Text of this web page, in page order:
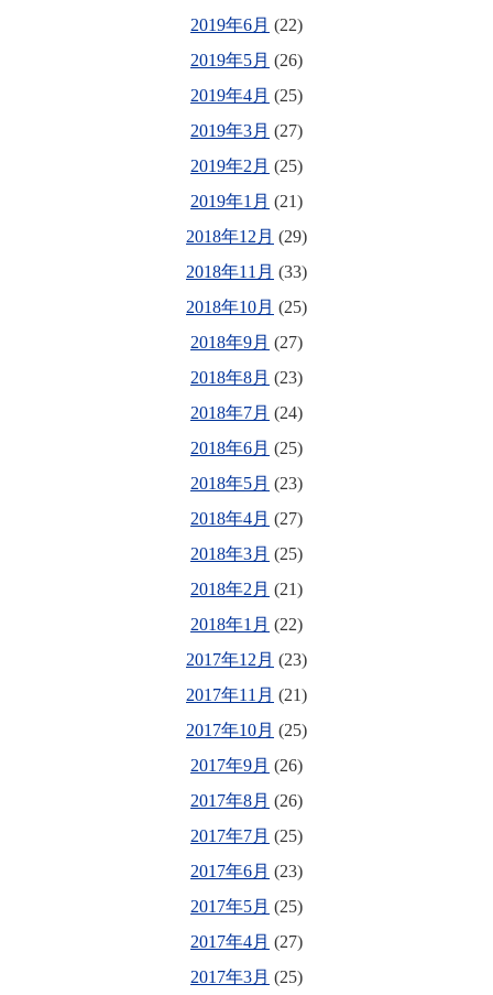
2019年6月 (22)
2019年5月 (26)
2019年4月 (25)
2019年3月 (27)
2019年2月 (25)
2019年1月 (21)
2018年12月 (29)
2018年11月 (33)
2018年10月 (25)
2018年9月 (27)
2018年8月 (23)
2018年7月 (24)
2018年6月 (25)
2018年5月 (23)
2018年4月 (27)
2018年3月 (25)
2018年2月 (21)
2018年1月 (22)
2017年12月 (23)
2017年11月 (21)
2017年10月 (25)
2017年9月 (26)
2017年8月 (26)
2017年7月 (25)
2017年6月 (23)
2017年5月 (25)
2017年4月 (27)
2017年3月 (25)